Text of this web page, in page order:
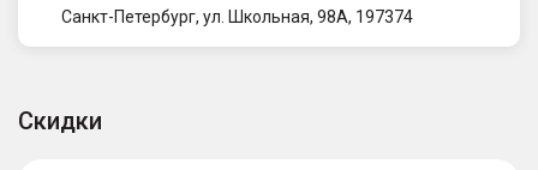
Санкт-Петербург, ул. Школьная, 98А, 197374
Скидки